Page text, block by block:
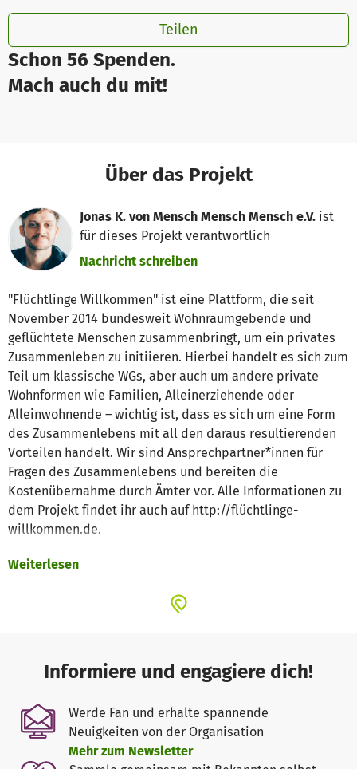
Schon 56 Spenden.
Mach auch du mit!
Teilen
Über das Projekt
Jonas K. von Mensch Mensch Mensch e.V. ist
für dieses Projekt verantwortlich
Nachricht schreiben
"Flüchtlinge Willkommen" ist eine Plattform, die seit
November 2014 bundesweit Wohnraumgebende und
geflüchtete Menschen zusammenbringt, um ein privates
Zusammenleben zu initiieren. Hierbei handelt es sich zum
Teil um klassische WGs, aber auch um andere private
Wohnformen wie Familien, Alleinerziehende oder
Alleinwohnende – wichtig ist, dass es sich um eine Form
des Zusammenlebens mit all den daraus resultierenden
Vorteilen handelt. Wir sind Ansprechpartner*innen für
Fragen des Zusammenlebens und bereiten die
Kostenübernahme durch Ämter vor. Alle Informationen zu
dem Projekt findet ihr auch auf http://flüchtlinge-
willkommen.de.
Durch eure bisherigen Spenden habt ihr uns ermöglicht,
unabhängige Organisation bereits über 360 Geflüchtete in
unterstützt, was dazu geführt hat, dass unser Konzept
bereits in 12 weiteren Ländern umgesetzt wird, was
wirklich unglaublich ist! :) Alle Informationen dazu findet
ihr auf unserer internationalen Website http://refugees-
welcome.net. Vielen, vielen Dank dafür!!! Ohne euch wäre
das alles nicht möglich!
Weiterlesen
Informiere und engagiere dich!
Werde Fan und erhalte spannende
Neuigkeiten von der Organisation
Mehr zum Newsletter